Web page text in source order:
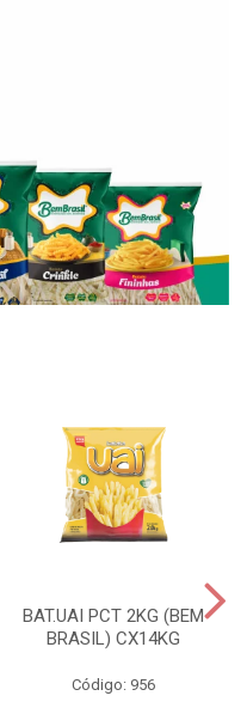
BAT.UAI PCT 2KG (BEM
BRASIL) CX14KG
Código: 956